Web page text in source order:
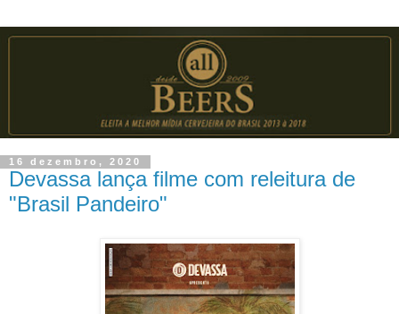
16 dezembro, 2020
Devassa lança filme com releitura de
"Brasil Pandeiro"